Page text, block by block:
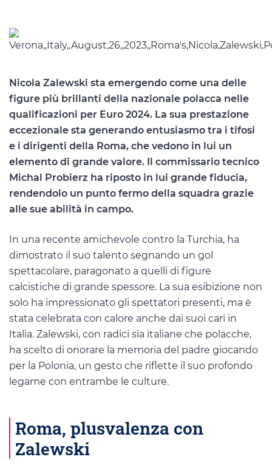
Nicola Zalewski sta emergendo come una delle
figure più brillanti della nazionale polacca nelle
qualificazioni per Euro 2024. La sua prestazione
eccezionale sta generando entusiasmo tra i tifosi
e i dirigenti della Roma, che vedono in lui un
elemento di grande valore. Il commissario tecnico
Michal Probierz ha riposto in lui grande fiducia,
rendendolo un punto fermo della squadra grazie
alle sue abilità in campo.
In una recente amichevole contro la Turchia, ha
dimostrato il suo talento segnando un gol
spettacolare, paragonato a quelli di figure
calcistiche di grande spessore. La sua esibizione non
solo ha impressionato gli spettatori presenti, ma è
stata celebrata con calore anche dai suoi cari in
Italia. Zalewski, con radici sia italiane che polacche,
ha scelto di onorare la memoria del padre giocando
per la Polonia, un gesto che riflette il suo profondo
legame con entrambe le culture.
Roma, plusvalenza con
Zalewski